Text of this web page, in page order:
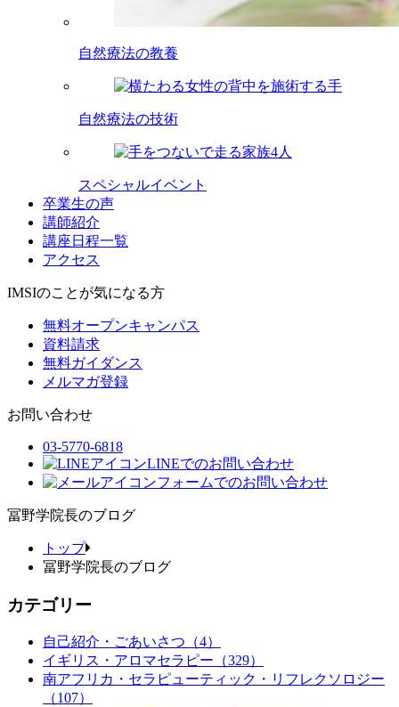
自然療法の教養
自然療法の技術
スペシャルイベント
卒業生の声
講師紹介
講座日程一覧
アクセス
IMSIのことが気になる方
無料オープンキャンパス
資料請求
無料ガイダンス
メルマガ登録
お問い合わせ
03-5770-6818
LINEでのお問い合わせ
フォームでのお問い合わせ
冨野学院長のブログ
トップ
冨野学院長のブログ
カテゴリー
自己紹介・ごあいさつ（4）
イギリス・アロマセラピー（329）
南アフリカ・セラピューティック・リフレクソロジー
（107）